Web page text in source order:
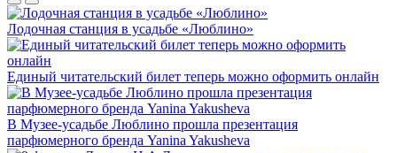
Лодочная станция в усадьбе «Люблино»
Единый читательский билет теперь можно оформить онлайн
В Музее-усадьбе Люблино прошла презентация
парфюмерного бренда Yanina Yakusheva